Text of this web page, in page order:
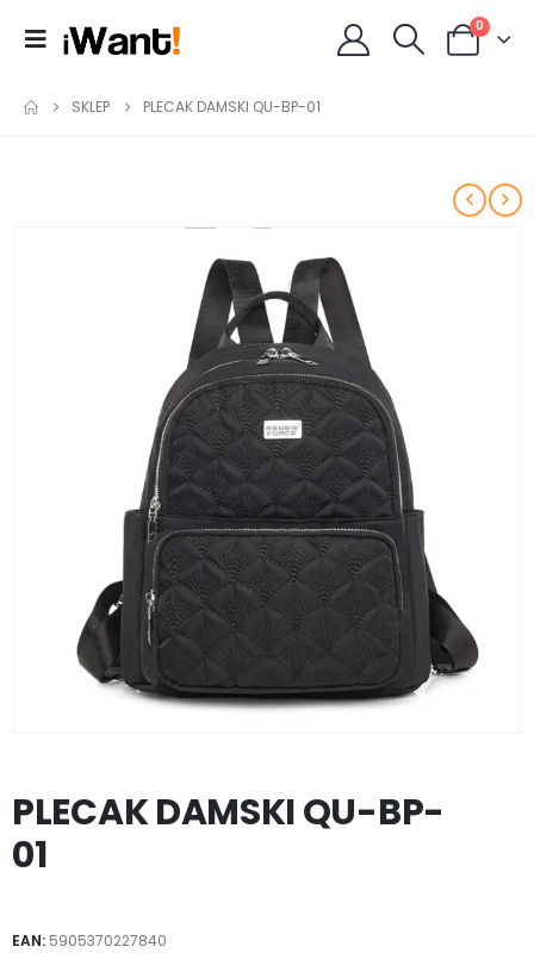
0
SKLEP PLECAK DAMSKI QU-BP-01
PLECAK DAMSKI QU-BP-
01
EAN: 5905370227840